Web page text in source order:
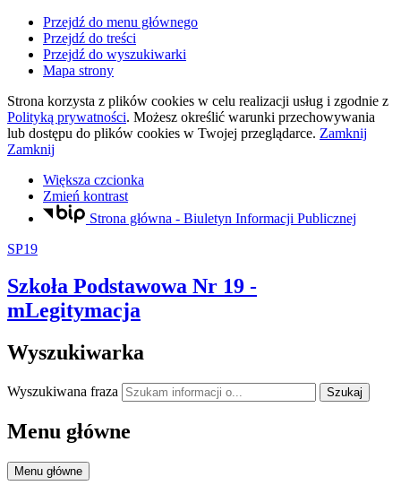
Przejdź do menu głównego
Przejdź do treści
Przejdź do wyszukiwarki
Mapa strony
Strona korzysta z plików cookies w celu realizacji usług i zgodnie z
Polityką prywatności. Możesz określić warunki przechowywania
lub dostępu do plików cookies w Twojej przeglądarce. Zamknij
Zamknij
Większa czcionka
Zmień kontrast
Strona główna - Biuletyn Informacji Publicznej
SP19
Szkoła Podstawowa Nr 19 -
mLegitymacja
Wyszukiwarka
Wyszukiwana fraza Szukaj
Menu główne
Menu główne